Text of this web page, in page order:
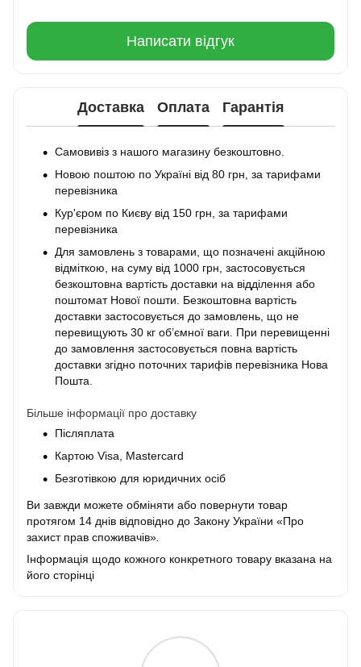
Написати відгук
Доставка Оплата Гарантія
Самовивіз з нашого магазину безкоштовно.
Новою поштою по Україні від 80 грн, за тарифами
перевізника
Кур'єром по Києву від 150 грн, за тарифами
перевізника
Для замовлень з товарами, що позначені акційною
відміткою, на суму від 1000 грн, застосовується
безкоштовна вартість доставки на відділення або
поштомат Нової пошти. Безкоштовна вартість
доставки застосовується до замовлень, що не
перевищують 30 кг об’ємної ваги. При перевищенні
до замовлення застосовується повна вартість
доставки згідно поточних тарифів перевізника Нова
Пошта.
Більше інформації про доставку
Післяплата
Картою Visa, Mastercard
Безготівкою для юридичних осіб
Ви завжди можете обміняти або повернути товар
протягом 14 днів відповідно до Закону України «Про
захист прав споживачів»
Інформація щодо кожного конкретного товару вказана на
його сторінці